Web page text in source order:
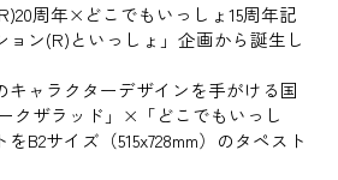
周年×どこでもいっしょ15周年記
ン(R)といっしょ」企画から誕生し
キャラクターデザインを手がける国
クザラッド」×「どこでもいっし
B2サイズ（515x728mm）のタペスト